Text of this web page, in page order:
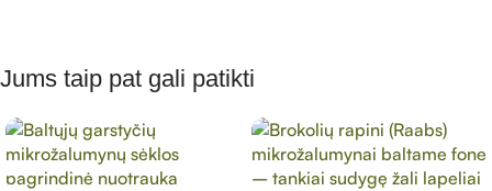
Jums taip pat gali patikti